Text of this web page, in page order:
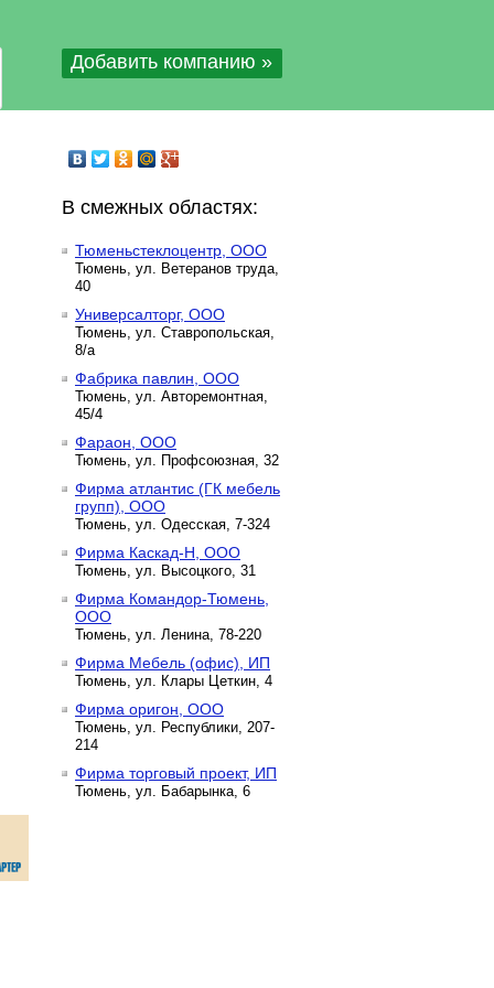
Добавить компанию »
В смежных областях:
Тюменьстеклоцентр, ООО
Тюмень, ул. Ветеранов труда,
40
Универсалторг, ООО
Тюмень, ул. Ставропольская,
8/а
Фабрика павлин, ООО
Тюмень, ул. Авторемонтная,
45/4
Фараон, ООО
Тюмень, ул. Профсоюзная, 32
Фирма атлантис (ГК мебель
групп), ООО
Тюмень, ул. Одесская, 7-324
Фирма Каскад-Н, ООО
Тюмень, ул. Высоцкого, 31
Фирма Командор-Тюмень,
ООО
Тюмень, ул. Ленина, 78-220
Фирма Мебель (офис), ИП
Тюмень, ул. Клары Цеткин, 4
Фирма оригон, ООО
Тюмень, ул. Республики, 207-
214
Фирма торговый проект, ИП
Тюмень, ул. Бабарынка, 6